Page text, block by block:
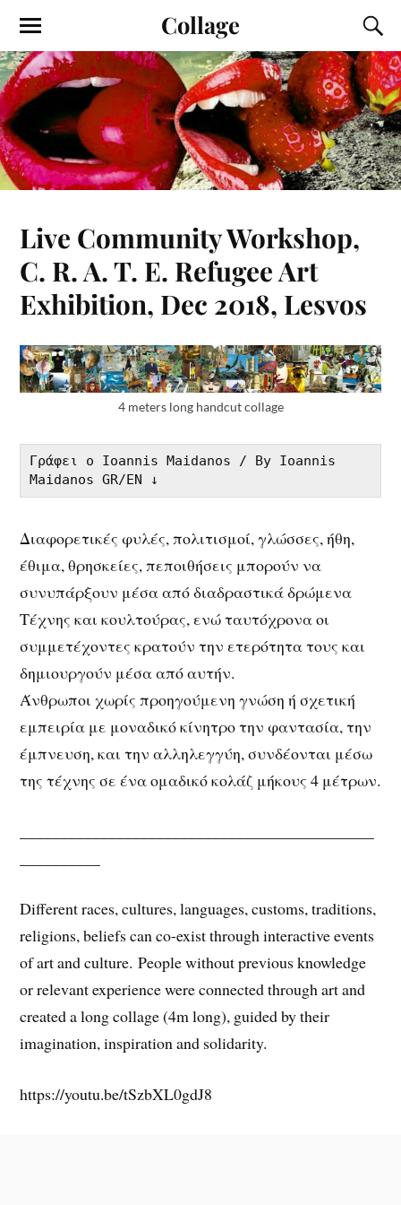
Collage
Live Community Workshop,
C. R. A. T. E. Refugee Art
Exhibition, Dec 2018, Lesvos
4 meters long handcut collage
Γράφει ο Ioannis Maidanos / By Ioannis
Maidanos GR/EN ↓
Διαφορετικές φυλές, πολιτισμοί, γλώσσες, ήθη,
έθιμα, θρησκείες, πεποιθήσεις μπορούν να
συνυπάρξουν μέσα από διαδραστικά δρώμενα
Τέχνης και κουλτούρας, ενώ ταυτόχρονα οι
συμμετέχοντες κρατούν την ετερότητα τους και
δημιουργούν μέσα από αυτήν.
Άνθρωποι χωρίς προηγούμενη γνώση ή σχετική
εμπειρία με μοναδικό κίνητρο την φαντασία, την
έμπνευση, και την αλληλεγγύη, συνδέονται μέσω
της τέχνης σε ένα ομαδικό κολάζ μήκους 4 μέτρων.
Different races, cultures, languages, customs, traditions,
religions, beliefs can co-exist through interactive events
of art and culture. People without previous knowledge
or relevant experience were connected through art and
created a long collage (4m long), guided by their
imagination, inspiration and solidarity.
https://youtu.be/tSzbXL0gdJ8